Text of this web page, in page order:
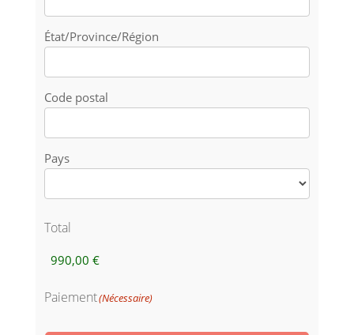
État/Province/Région
Code postal
Pays
Total
Paiement(Nécessaire)